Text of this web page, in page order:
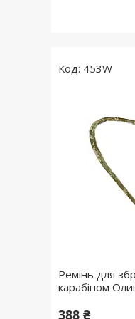
453W
Ремінь для
карабіном
388 ₴